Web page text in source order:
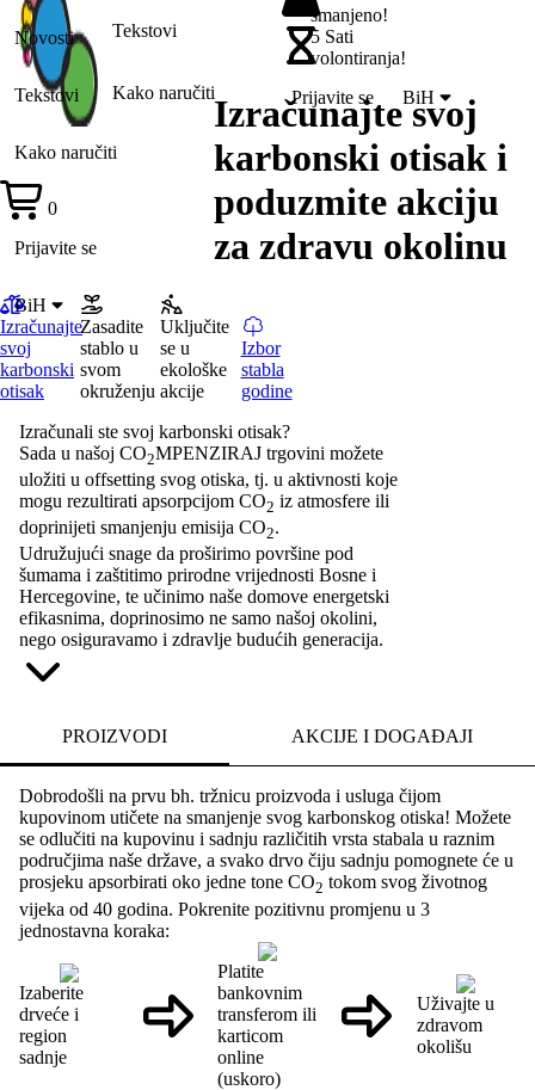
Novosti
Tekstovi
Kako naručiti
0
Prijavite se
BiH
Tekstovi
Kako naručiti
smanjeno!
5 Sati
volontiranja!
Prijavite se
BiH
Izračunajte svoj
karbonski otisak i
poduzmite akciju
za zdravu okolinu
Izračunajte
svoj
karbonski
otisak
Zasadite
stablo u
svom
okruženju
Uključite
se u
ekološke
akcije
Izbor
stabla
godine
Izračunali ste svoj karbonski otisak?
Sada u našoj CO2MPENZIRAJ trgovini možete
uložiti u offsetting svog otiska, tj. u aktivnosti koje
mogu rezultirati apsorpcijom CO2 iz atmosfere ili
doprinijeti smanjenju emisija CO2.
Udružujući snage da proširimo površine pod
šumama i zaštitimo prirodne vrijednosti Bosne i
Hercegovine, te učinimo naše domove energetski
efikasnima, doprinosimo ne samo našoj okolini,
nego osiguravamo i zdravlje budućih generacija.
PROIZVODI AKCIJE I DOGAĐAJI
Dobrodošli na prvu bh. tržnicu proizvoda i usluga čijom
kupovinom utičete na smanjenje svog karbonskog otiska! Možete
se odlučiti na kupovinu i sadnju različitih vrsta stabala u raznim
područjima naše države, a svako drvo čiju sadnju pomognete će u
prosjeku apsorbirati oko jedne tone CO2 tokom svog životnog
vijeka od 40 godina. Pokrenite pozitivnu promjenu u 3
jednostavna koraka:
Izaberite
drveće i
region
sadnje
Platite
bankovnim
transferom ili
karticom
online
(uskoro)
Uživajte u
zdravom
okolišu